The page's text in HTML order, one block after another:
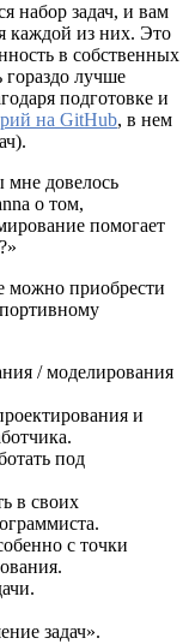
набор задач, и вам
каждой из них. Это
в собственных
лучше
подготовке и
на GitHub, в нем
мне довелось
о том,
помогает
можно приобрести
/ моделирования
и
под
в своих
с точки
задач».